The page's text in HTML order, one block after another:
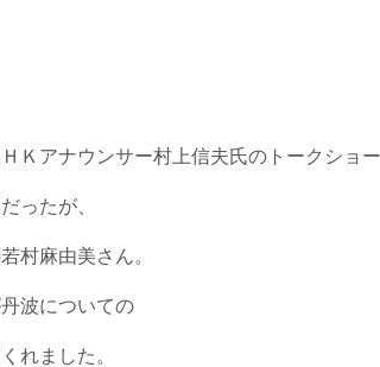
Ｋアナウンサー村上信夫氏のトークショー
ったが、
村麻由美さん。
波についての
れました。